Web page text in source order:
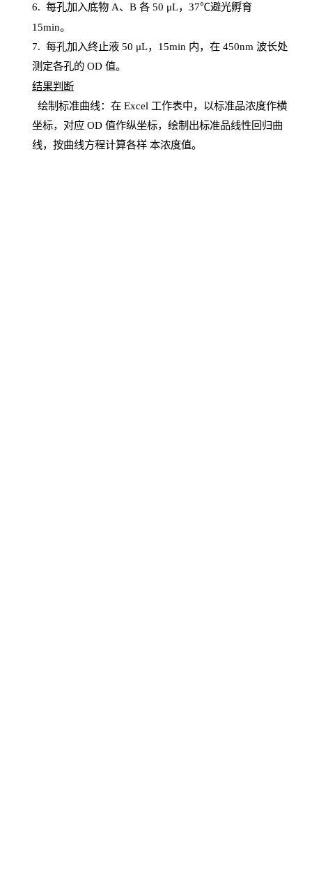
6. 每孔加入底物A、B 各 50 μL，37℃避光孵育
15min。
7. 每孔加入终止液 50 μL， 15min 内，在450nm 波长处
测定各孔的 OD 值。
结果判断
绘制标准曲线：在 Excel 工作表中，以标准品浓度作横
坐标，对应OD 值作纵坐标，绘制出标准品线性回归曲
线，按曲线方程计算各样 本浓度值。